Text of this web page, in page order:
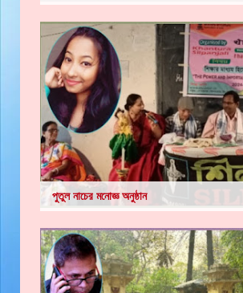
পুতুল নাচের মনোজ্ঞ অনুষ্ঠান